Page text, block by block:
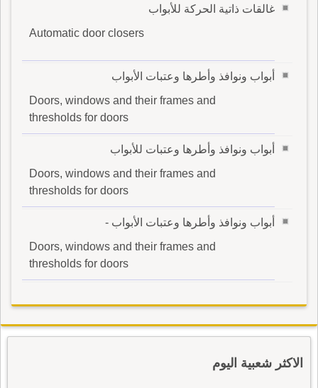
غالقات ذاتية الحركة للأبواب
Automatic door closers
أبواب ونوافذ وأطرها وعتبات الأبواب
Doors, windows and their frames and
thresholds for doors
أبواب ونوافذ وأطرها وعتبات للأبواب
Doors, windows and their frames and
thresholds for doors
أبواب ونوافذ وأطرها وعتبات الأبواب -
Doors, windows and their frames and
thresholds for doors
الاكثر شعبية اليوم